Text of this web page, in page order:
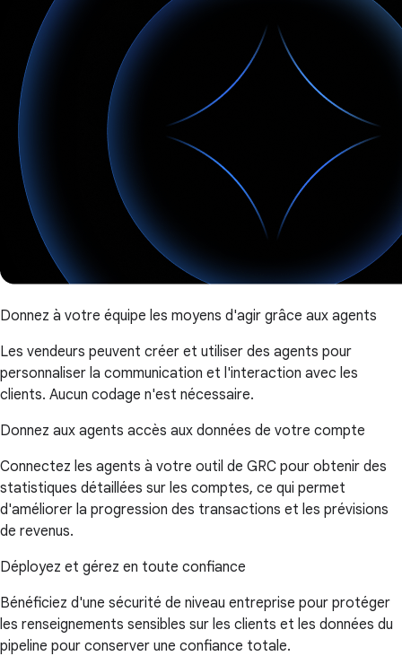
Donnez à votre équipe les moyens d'agir grâce aux agents
Les vendeurs peuvent créer et utiliser des agents pour
personnaliser la communication et l'interaction avec les
clients. Aucun codage n'est nécessaire.
Donnez aux agents accès aux données de votre compte
Connectez les agents à votre outil de GRC pour obtenir des
statistiques détaillées sur les comptes, ce qui permet
d'améliorer la progression des transactions et les prévisions
de revenus.
Déployez et gérez en toute confiance
Bénéficiez d'une sécurité de niveau entreprise pour protéger
les renseignements sensibles sur les clients et les données du
pipeline pour conserver une confiance totale.